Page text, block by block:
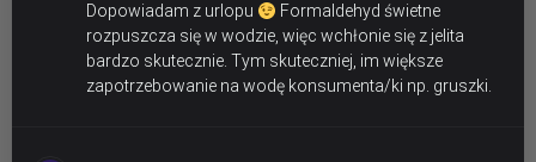
Dopowiadam z urlopu
Formaldehyd świetne
rozpuszcza się w wodzie, więc wchłonie się z jelita
bardzo skutecznie. Tym skuteczniej, im większe
zapotrzebowanie na wodę konsumenta/ki np. gruszki.